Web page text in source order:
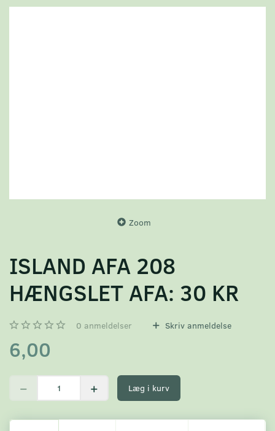
Zoom
ISLAND AFA 208
HÆNGSLET AFA: 30 KR
0 anmeldelser Skriv anmeldelse
6,00
Læg i kurv